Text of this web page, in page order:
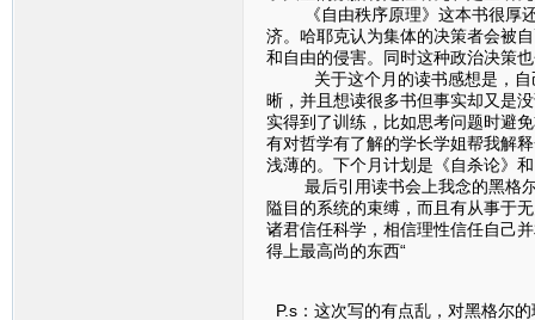
《自由秩序原理》这本书很厚还
济。哈耶克认为集体的决策者会被
和自由的侵害。同时这种政治决策
关于这个月的读书感想是，自己
晰，并且想读很多书但事实却又是
实得到了训练，比如思考问题时避
有对哲学有了解的学长学姐帮我解
浅薄的。下个月计划是《自杀论》
最后引用读书会上我念的黑格尔
隘目的系统的束缚，而且有从事于
诸君信任科学，相信理性信任自己
得上最高尚的东西“
P.s：这次写的有点乱，对黑格尔